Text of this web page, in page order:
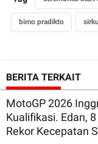
bimo pradikto
BERITA TERKAIT
MotoGP 2026
Kualifikasi. Edan,
Rekor Kecepatan